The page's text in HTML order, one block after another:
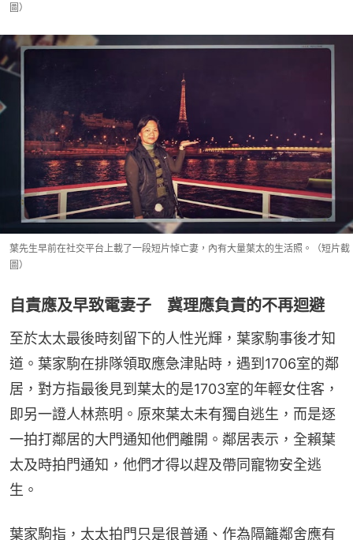
圖）
葉先生早前在社交平台上載了一段短片悼亡妻，內有大量葉太的生活照。（短片截
圖）
自責應及早致電妻子 冀理應負責的不再迴避
至於太太最後時刻留下的人性光輝，葉家駒事後才知
道。葉家駒在排隊領取應急津貼時，遇到1706室的鄰
居，對方指最後見到葉太的是1703室的年輕女住客，
即另一證人林燕明。原來葉太未有獨自逃生，而是逐
一拍打鄰居的大門通知他們離開。鄰居表示，全賴葉
太及時拍門通知，他們才得以趕及帶同寵物安全逃
生。
葉家駒指，太太拍門只是很普通、作為隔籬鄰舍應有